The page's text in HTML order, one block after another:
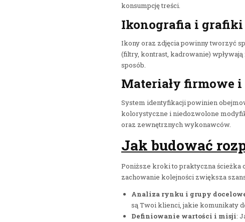
konsumpcję treści.
Ikonografia i grafiki
Ikony oraz zdjęcia powinny tworzyć
(filtry, kontrast, kadrowanie)
sposób.
Materiały firmowe
System identyfikacji powinien
kolorystyczne i niedozwolone
oraz zewnętrznych wykonawców.
Jak budować
Poniższe kroki to praktyczna ścieżka
zachowanie kolejności zwiększa
Analiza rynku i grupy
są Twoi klienci, jakie komunikaty
Definiowanie wartości i misji: